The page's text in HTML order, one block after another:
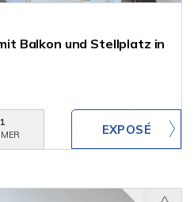
Balkon und Stellplatz in
1